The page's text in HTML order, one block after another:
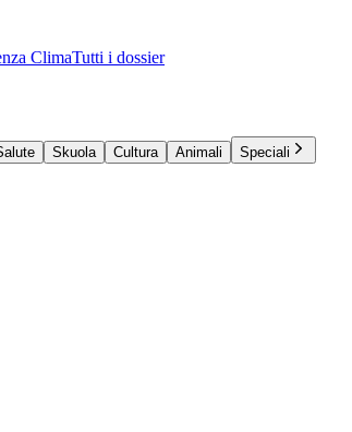
ClimaTutti i dossier
Skuola Cultura Animali
Speciali